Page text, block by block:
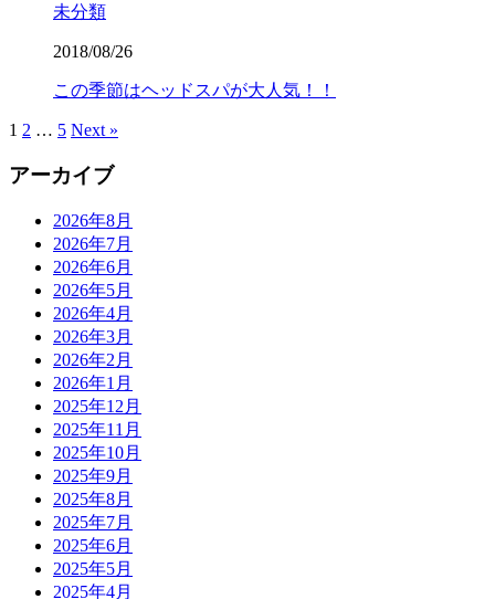
未分類
2018/08/26
この季節はヘッドスパが大人気！！
1 2 … 5 Next »
アーカイブ
2026年8月
2026年7月
2026年6月
2026年5月
2026年4月
2026年3月
2026年2月
2026年1月
2025年12月
2025年11月
2025年10月
2025年9月
2025年8月
2025年7月
2025年6月
2025年5月
2025年4月